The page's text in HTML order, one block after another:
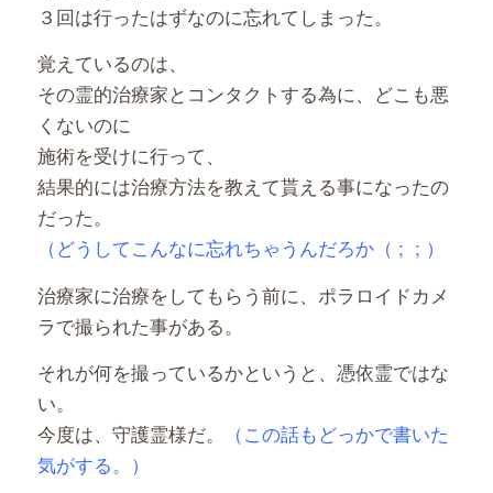
３回は行ったはずなのに忘れてしまった。
覚えているのは、
その霊的治療家とコンタクトする為に、どこも悪
くないのに
施術を受けに行って、
結果的には治療方法を教えて貰える事になったの
だった。
（どうしてこんなに忘れちゃうんだろか（ ; ; ）
治療家に治療をしてもらう前に、ポラロイドカメ
ラで撮られた事がある。
それが何を撮っているかというと、憑依霊ではな
い。
今度は、守護霊様だ。
（この話もどっかで書いた
気がする。）